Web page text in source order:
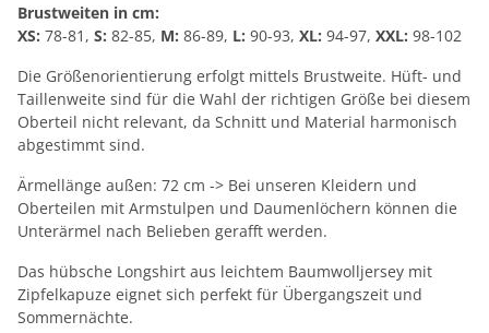
Brustweiten in cm:
XS: 78-81, S: 82-85, M: 86-89, L: 90-93, XL: 94-97, XXL: 98-102
Die Größenorientierung erfolgt mittels Brustweite. Hüft- und
Taillenweite sind für die Wahl der richtigen Größe bei diesem
Oberteil nicht relevant, da Schnitt und Material harmonisch
abgestimmt sind.
Ärmellänge außen: 72 cm -> Bei unseren Kleidern und
Oberteilen mit Armstulpen und Daumenlöchern können die
Unterärmel nach Belieben gerafft werden.
Das hübsche Longshirt aus leichtem Baumwolljersey mit
Zipfelkapuze eignet sich perfekt für Übergangszeit und
Sommernächte.